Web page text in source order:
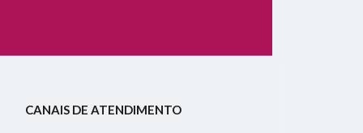
CANAIS DE ATENDIMENTO